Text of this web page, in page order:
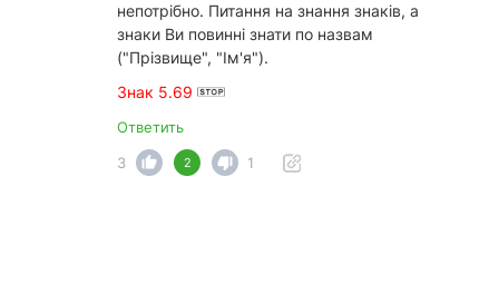
непотрібно. Питання на знання знаків, а
знаки Ви повинні знати по назвам
("Прізвище", "Ім'я").
Знак 5.69
Ответить
3
2 1